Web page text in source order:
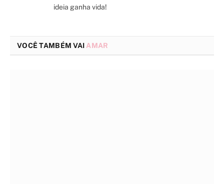
ideia ganha vida!
VOCÊ TAMBÉM VAI AMAR